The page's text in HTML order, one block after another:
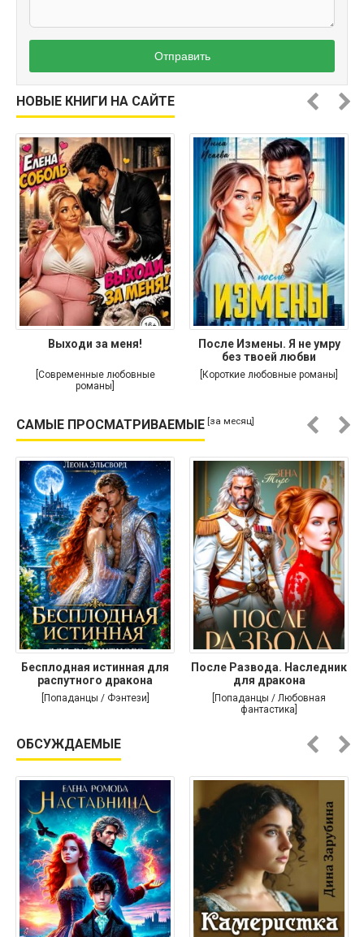
Отправить
НОВЫЕ КНИГИ НА САЙТЕ
Выходи за меня!
[Современные любовные
романы]
После Измены. Я не умру
без твоей любви
[Короткие любовные романы]
САМЫЕ ПРОСМАТРИВАЕМЫЕ [за месяц]
Бесплодная истинная для
распутного дракона
[Попаданцы / Фэнтези]
После Развода. Наследник
для дракона
[Попаданцы / Любовная
фантастика]
ОБСУЖДАЕМЫЕ